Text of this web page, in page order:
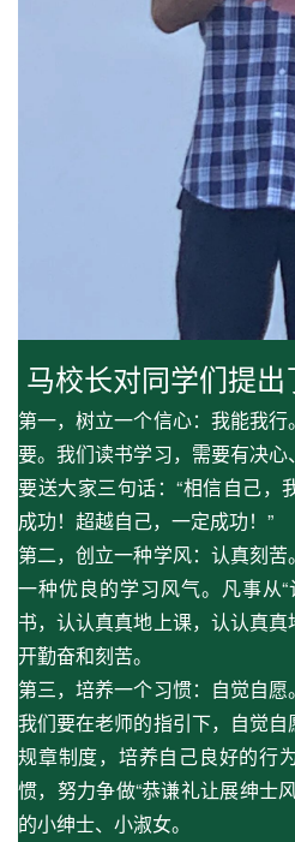
马校长对同学们提出
第一，树立一个信心：我能我
要。我们读书学习，需要有决
要送大家三句话：“相信自己，
成功！超越自己，一定成功！”
第二，创立一种学风：认真刻
一种优良的学习风气。凡事从
书，认认真真地上课，认认真
开勤奋和刻苦。
第三，培养一个习惯：自觉自愿
我们要在老师的指引下，自觉
规章制度，培养自己良好的行
惯，努力争做“恭谦礼让展绅士
的小绅士、小淑女。